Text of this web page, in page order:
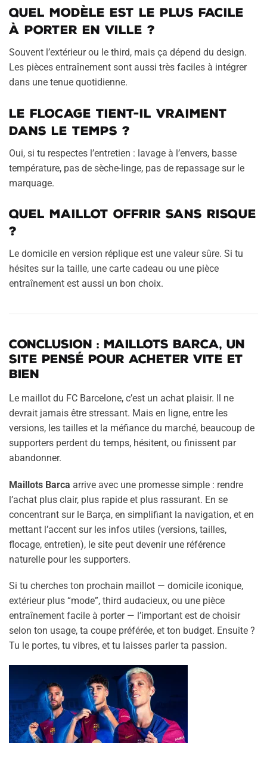
Quel modèle est le plus facile
à porter en ville ?
Souvent l’extérieur ou le third, mais ça dépend du design.
Les pièces entraînement sont aussi très faciles à intégrer
dans une tenue quotidienne.
Le flocage tient-il vraiment
dans le temps ?
Oui, si tu respectes l’entretien : lavage à l’envers, basse
température, pas de sèche-linge, pas de repassage sur le
marquage.
Quel maillot offrir sans risque
?
Le domicile en version réplique est une valeur sûre. Si tu
hésites sur la taille, une carte cadeau ou une pièce
entraînement est aussi un bon choix.
Conclusion : Maillots Barca, un
site pensé pour acheter vite et
bien
Le maillot du FC Barcelone, c’est un achat plaisir. Il ne
devrait jamais être stressant. Mais en ligne, entre les
versions, les tailles et la méfiance du marché, beaucoup de
supporters perdent du temps, hésitent, ou finissent par
abandonner.
Maillots Barca arrive avec une promesse simple : rendre
l’achat plus clair, plus rapide et plus rassurant. En se
concentrant sur le Barça, en simplifiant la navigation, et en
mettant l’accent sur les infos utiles (versions, tailles,
flocage, entretien), le site peut devenir une référence
naturelle pour les supporters.
Si tu cherches ton prochain maillot — domicile iconique,
extérieur plus “mode”, third audacieux, ou une pièce
entraînement facile à porter — l’important est de choisir
selon ton usage, ta coupe préférée, et ton budget. Ensuite ?
Tu le portes, tu vibres, et tu laisses parler ta passion.